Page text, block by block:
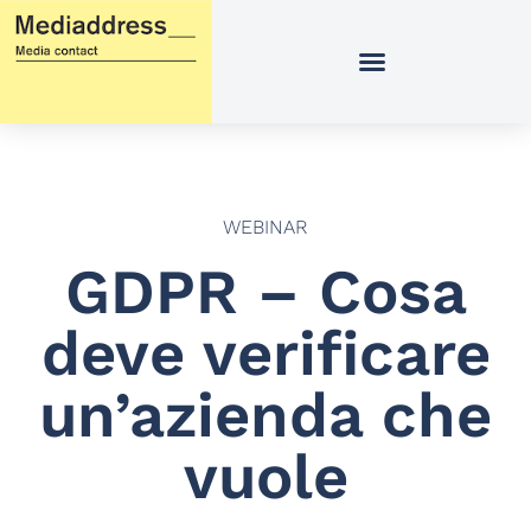
Vai
contenuto
WEBINAR
GDPR – Cosa
deve verificare
un’azienda che
vuole